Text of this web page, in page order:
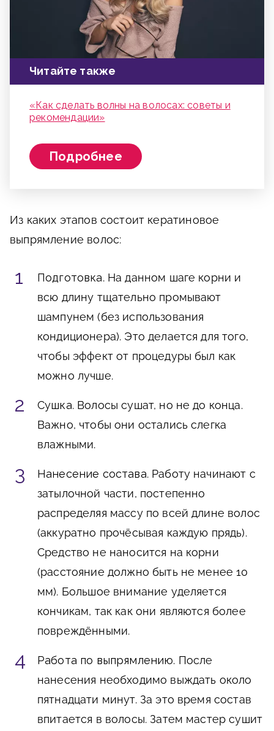
Читайте также
«Как сделать волны на волосах: советы и
рекомендации»
Подробнее
Из каких этапов состоит кератиновое
выпрямление волос:
Подготовка. На данном шаге корни и
всю длину тщательно промывают
шампунем (без использования
кондиционера). Это делается для того,
чтобы эффект от процедуры был как
можно лучше.
Сушка. Волосы сушат, но не до конца.
Важно, чтобы они остались слегка
влажными.
Нанесение состава. Работу начинают с
затылочной части, постепенно
распределяя массу по всей длине волос
(аккуратно прочёсывая каждую прядь).
Средство не наносится на корни
(расстояние должно быть не менее 10
мм). Большое внимание уделяется
кончикам, так как они являются более
повреждёнными.
Работа по выпрямлению. После
нанесения необходимо выждать около
пятнадцати минут. За это время состав
впитается в волосы. Затем мастер сушит